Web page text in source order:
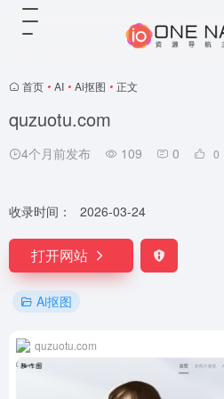
首页 • AI • Ai抠图 • 正文
quzuotu.com
4个月前发布 109 0 0
收录时间： 2026-03-24
打开网站
Ai抠图
quzuotu.com